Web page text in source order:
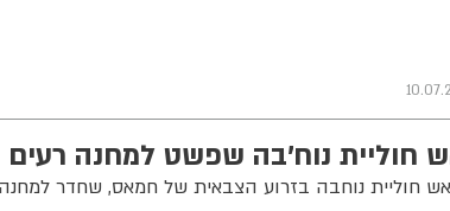
נוח'בה שפשט למחנה רעים ב-7